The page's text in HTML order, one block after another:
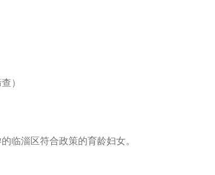
）
临淄区符合政策的育龄妇女。